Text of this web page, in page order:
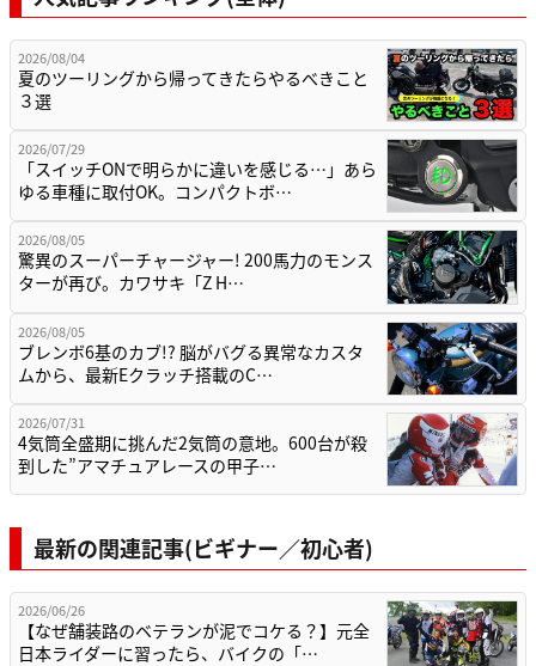
2026/08/04
夏のツーリングから帰ってきたらやるべきこと
３選
2026/07/29
「スイッチONで明らかに違いを感じる…」あら
ゆる車種に取付OK。コンパクトボ…
2026/08/05
驚異のスーパーチャージャー! 200馬力のモンス
ターが再び。カワサキ「Z H…
2026/08/05
ブレンボ6基のカブ!? 脳がバグる異常なカスタ
ムから、最新Eクラッチ搭載のC…
2026/07/31
4気筒全盛期に挑んだ2気筒の意地。600台が殺
到した”アマチュアレースの甲子…
最新の関連記事(ビギナー／初心者)
2026/06/26
【なぜ舗装路のベテランが泥でコケる？】元全
日本ライダーに習ったら、バイクの「…